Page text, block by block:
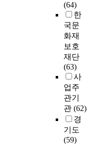
(64)
한
국문
화재
보호
재단
(63)
사
업주
관기
관 (62)
경
기도
(59)